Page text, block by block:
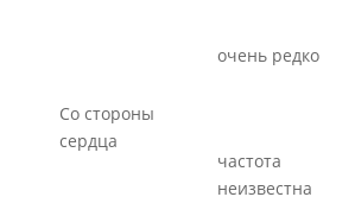
Со стороны
сердца
очень редко
частота
неизвестна